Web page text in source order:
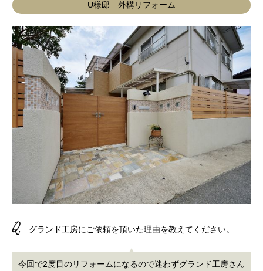
U様邸 外構リフォーム
Q. グランド工房にご依頼を頂いた理由を教えてください。
今回で2度目のリフォームになるので迷わずグランド工房さん